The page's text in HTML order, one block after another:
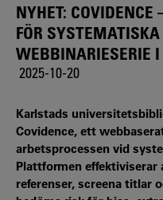
NYHET: COVIDENCE
FÖR
WEBBINARIESERIE
2025-10-20
Karlstads
Covidence, ett
arbetsprocessen vid
Plattformen
referenser, screena titlar